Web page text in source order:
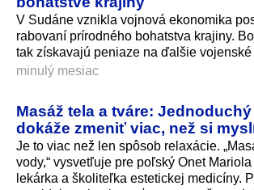
V Sudáne vznikla vojnová ekonomika
rabovaní prírodného bohatstva krajiny.
tak získavajú peniaze na ďalšie vojenské
minulý mesiac
Masáž tela a tváre:
dokáže zmeniť viac, než si
Je to viac než len spôsob relaxácie.
vody,“ vysvetľuje pre poľský Onet Mariola
lekárka a školiteľka estetickej medicíny.